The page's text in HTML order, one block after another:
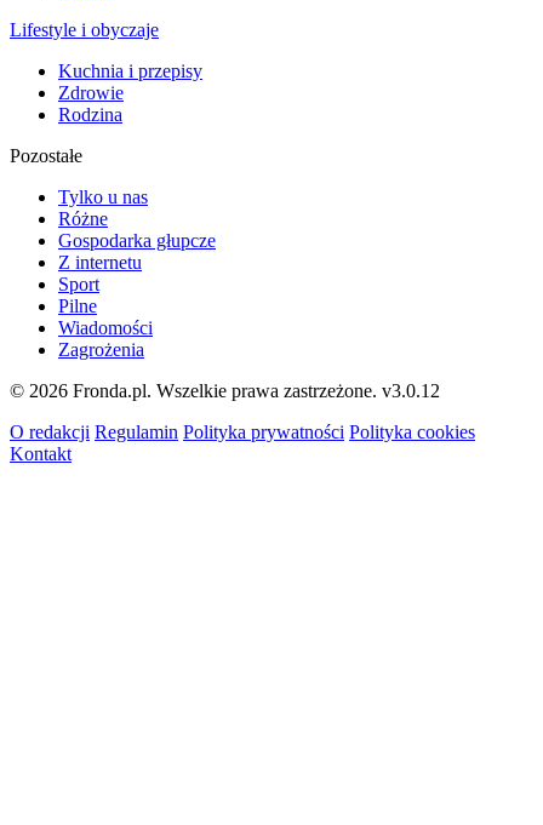
Lifestyle i obyczaje
Kuchnia i przepisy
Zdrowie
Rodzina
Pozostałe
Tylko u nas
Różne
Gospodarka głupcze
Z internetu
Sport
Pilne
Wiadomości
Zagrożenia
© 2026 Fronda.pl. Wszelkie prawa zastrzeżone. v3.0.12
O redakcji Regulamin Polityka prywatności Polityka cookies
Kontakt